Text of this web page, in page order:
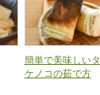
簡単で美味しいタ
ケノコの茹で方